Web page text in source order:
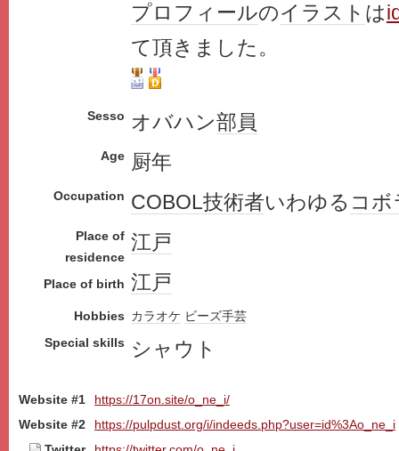
プロフィールのイラスト は
て頂きました。
Sesso オバハン部員
Age 厨年
Occupation COBOL技術者いわゆる コボ
Place of
residence
江戸
Place of birth 江戸
Hobbies カラオケ ビーズ手芸
Special skills
シャウト
Website #1
https://17on.site/o_ne_i/
Website #2
https://pulpdust.org/i/indeeds.php?user=id%3Ao_ne_i